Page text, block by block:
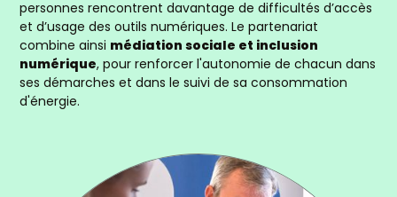
personnes rencontrent davantage de difficultés d’accès
et d’usage des outils numériques. Le partenariat
combine ainsi médiation sociale et inclusion
numérique, pour renforcer l'autonomie de chacun dans
ses démarches et dans le suivi de sa consommation
d'énergie.